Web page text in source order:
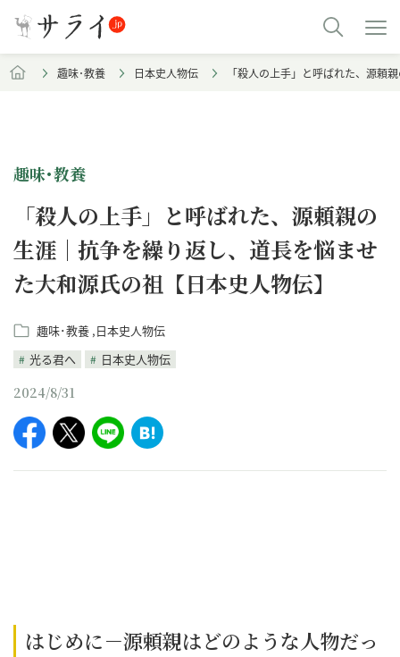
趣味･教養 日本史人物伝 「殺人の上手」と呼ばれた、源頼
趣味･教養
「殺人の上手」と呼ばれた、源頼親の
生涯｜抗争を繰り返し、道長を悩ませ
た大和源氏の祖【日本史人物伝】
趣味･教養 日本史人物伝
光る君へ
日本史人物伝
2024/8/31
はじめに－源頼親はどのような人物だっ